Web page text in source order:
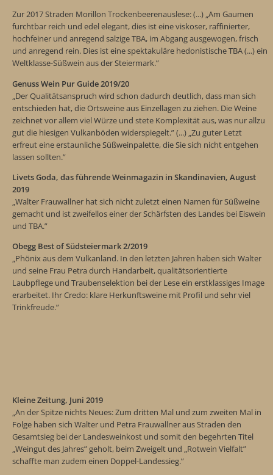
Zur 2017 Straden Morillon Trockenbeerenauslese: (...) „Am Gaumen
furchtbar reich und edel elegant, dies ist eine viskoser, raffinierter,
hochfeiner und anregend salzige TBA, im Abgang ausgewogen, frisch
und anregend rein. Dies ist eine spektakuläre hedonistische TBA (...) ein
Weltklasse-Süßwein aus der Steiermark.”
Genuss Wein Pur Guide 2019/20
„Der Qualitätsanspruch wird schon dadurch deutlich, dass man sich
entschieden hat, die Ortsweine aus Einzellagen zu ziehen. Die Weine
zeichnet vor allem viel Würze und stete Komplexität aus, was nur allzu
gut die hiesigen Vulkanböden widerspiegelt.” (...) „Zu guter Letzt
erfreut eine erstaunliche Süßweinpalette, die Sie sich nicht entgehen
lassen sollten.”
Livets Goda, das führende Weinmagazin in Skandinavien, August
2019
„Walter Frauwallner hat sich nicht zuletzt einen Namen für Süßweine
gemacht und ist zweifellos einer der Schärfsten des Landes bei Eiswein
und TBA.”
Obegg Best of Südsteiermark 2/2019
„Phönix aus dem Vulkanland. In den letzten Jahren haben sich Walter
und seine Frau Petra durch Handarbeit, qualitätsorientierte
Laubpflege und Traubenselektion bei der Lese ein erstklassiges Image
erarbeitet. Ihr Credo: klare Herkunftsweine mit Profil und sehr viel
Trinkfreude.”
Kleine Zeitung, Juni 2019
„An der Spitze nichts Neues: Zum dritten Mal und zum zweiten Mal in
Folge haben sich Walter und Petra Frauwallner aus Straden den
Gesamtsieg bei der Landesweinkost und somit den begehrten Titel
„Weingut des Jahres” geholt, beim Zweigelt und „Rotwein Vielfalt”
schaffte man zudem einen Doppel-Landessieg.”